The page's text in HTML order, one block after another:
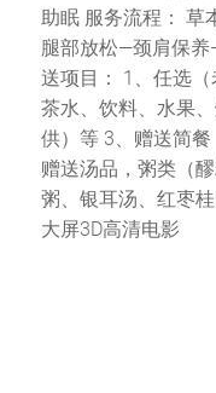
助眠 服务流程：
腿部放松—颈肩保
送项目： 1、任选
茶水、饮料、水果
供）等 3、赠送简餐
赠送汤品，粥类（
粥、银耳汤、红枣
大屏3D高清电影